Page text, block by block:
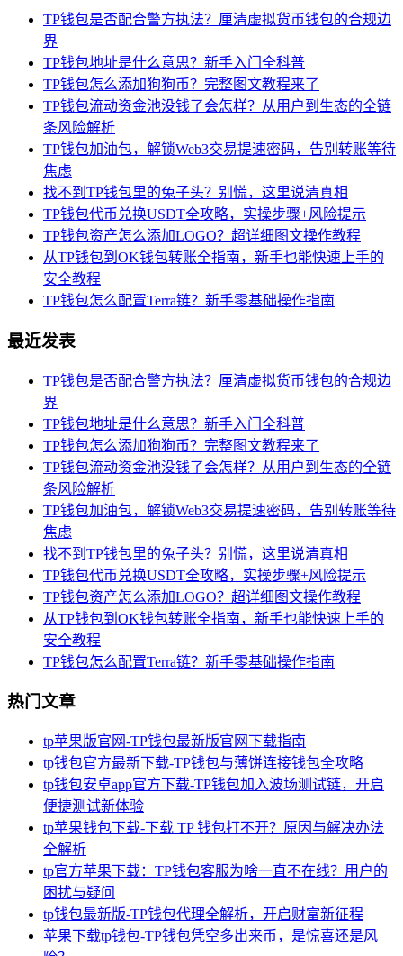
TP钱包是否配合警方执法？厘清虚拟货币钱包的合规边
界
TP钱包地址是什么意思？新手入门全科普
TP钱包怎么添加狗狗币？完整图文教程来了
TP钱包流动资金池没钱了会怎样？从用户到生态的全链
条风险解析
TP钱包加油包，解锁Web3交易提速密码，告别转账等待
焦虑
找不到TP钱包里的兔子头？别慌，这里说清真相
TP钱包代币兑换USDT全攻略，实操步骤+风险提示
TP钱包资产怎么添加LOGO？超详细图文操作教程
从TP钱包到OK钱包转账全指南，新手也能快速上手的
安全教程
TP钱包怎么配置Terra链？新手零基础操作指南
最近发表
TP钱包是否配合警方执法？厘清虚拟货币钱包的合规边
界
TP钱包地址是什么意思？新手入门全科普
TP钱包怎么添加狗狗币？完整图文教程来了
TP钱包流动资金池没钱了会怎样？从用户到生态的全链
条风险解析
TP钱包加油包，解锁Web3交易提速密码，告别转账等待
焦虑
找不到TP钱包里的兔子头？别慌，这里说清真相
TP钱包代币兑换USDT全攻略，实操步骤+风险提示
TP钱包资产怎么添加LOGO？超详细图文操作教程
从TP钱包到OK钱包转账全指南，新手也能快速上手的
安全教程
TP钱包怎么配置Terra链？新手零基础操作指南
热门文章
tp苹果版官网-TP钱包最新版官网下载指南
tp钱包官方最新下载-TP钱包与薄饼连接钱包全攻略
tp钱包安卓app官方下载-TP钱包加入波场测试链，开启
便捷测试新体验
tp苹果钱包下载-下载 TP 钱包打不开？原因与解决办法
全解析
tp官方苹果下载：TP钱包客服为啥一直不在线？用户的
困扰与疑问
tp钱包最新版-TP钱包代理全解析，开启财富新征程
苹果下载tp钱包-TP钱包凭空多出来币，是惊喜还是风